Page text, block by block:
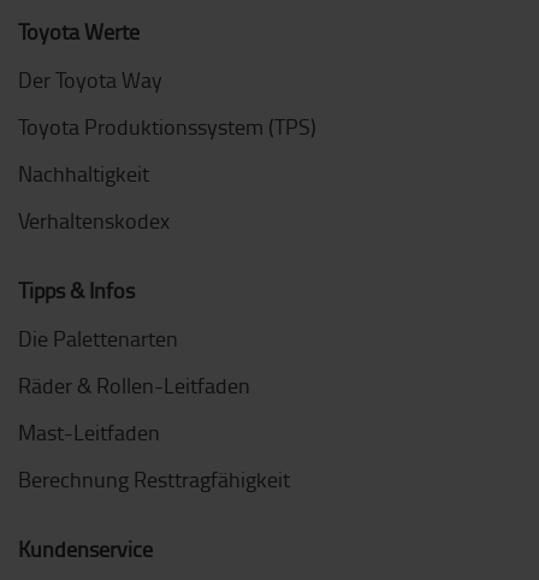
Toyota Werte
Der Toyota Way
Toyota Produktionssystem (TPS)
Nachhaltigkeit
Verhaltenskodex
Tipps & Infos
Die Palettenarten
Räder & Rollen-Leitfaden
Mast-Leitfaden
Berechnung Resttragfähigkeit
Kundenservice